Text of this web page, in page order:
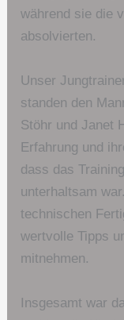
während sie die
absolvierten.
Unser
standen den
Stöhr und Janet
Erfahrung und
dass das
unterhaltsam
technischen
wertvolle Tipps
mitnehmen.
Insgesamt war